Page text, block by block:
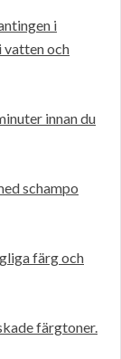
i
och
innan du
schampo
färg och
färgtoner.